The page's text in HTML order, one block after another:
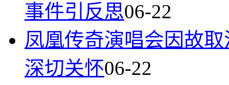
事件引反思06-22
凤凰传奇演唱会因故
深切关怀06-22